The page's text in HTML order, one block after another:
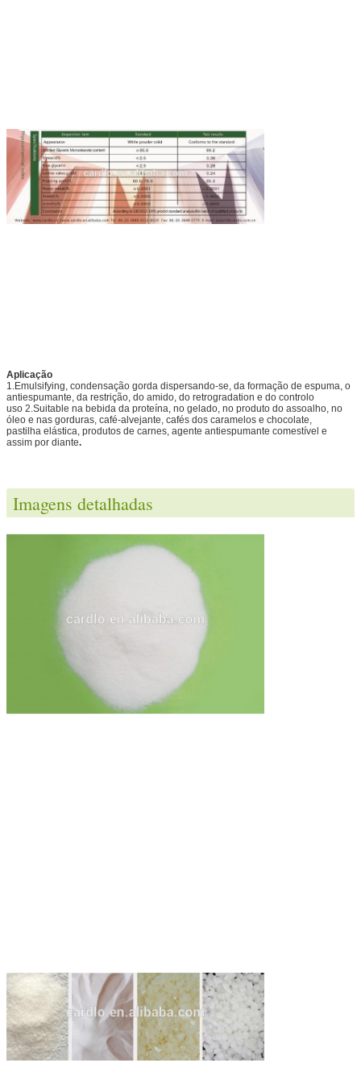
Aplicação
1.Emulsifying, condensação gorda dispersando-se, da formação de espuma, o
antiespumante, da restrição, do amido, do retrogradation e do controlo
uso 2.Suitable na bebida da proteína, no gelado, no produto do assoalho, no
óleo e nas gorduras, café-alvejante, cafés dos caramelos e chocolate,
pastilha elástica, produtos de carnes, agente antiespumante comestível e
assim por diante.
Imagens detalhadas